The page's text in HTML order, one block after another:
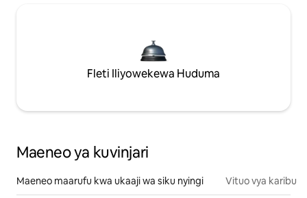
Fleti Iliyowekewa Huduma
Maeneo ya kuvinjari
Maeneo maarufu kwa ukaaji wa siku nyingi Vituo vya karibu